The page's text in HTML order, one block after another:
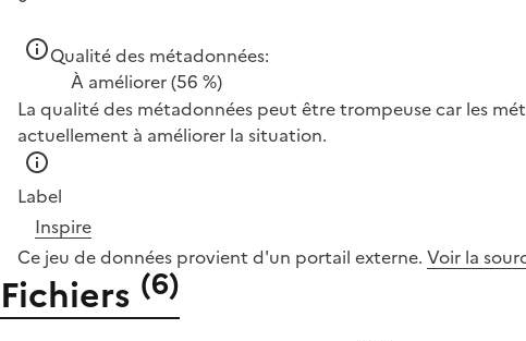
Qualité des métadonnées:
À améliorer(56 %)
La qualité des métadonnées peut être trompeuse car les
actuellement à améliorer la situation.
Label
Inspire
Ce jeu de données provient d'un portail externe. Voir la
Fichiers (6)